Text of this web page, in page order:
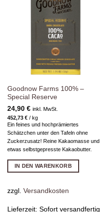
Wunschliste
hinzufügen
Goodnow Farms 100% –
Special Reserve
24,90 € inkl. MwSt.
452,73 €/ kg
Ein feines und hochprämiertes
Schätzchen unter den Tafeln ohne
Zuckerzusatz! Reine Kakaomasse und
etwas selbstgepresste Kakaobutter.
IN DEN WARENKORB
zzgl. Versandkosten
Lieferzeit: Sofort versandfertig,